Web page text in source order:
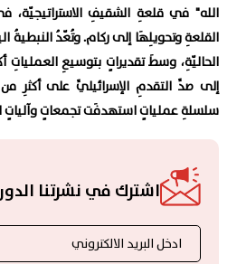
الله" في قلعةِ الشقيفِ
القلعةِ وتحويلِهَا إلى ركام. وتُعّدُ النبطيةُ
الحاليّةِ، وسطَ تقديراتٍ بتوسيعِ العملياتِ
إلى صدِّ التقدمِ الإسرائيليِّ على أكثرِ
سلسلةِ عملياتٍ استهدفَت تجمعاتٍ وآلياتٍ
اشترك في نشرتنا